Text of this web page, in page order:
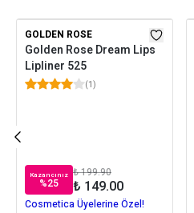
GOLDEN ROSE
Golden Rose Dream Lips
Lipliner 525
(1)
Kazancınız
%25
₺ 199.90
₺ 149.00
Cosmetica Üyelerine Özel!